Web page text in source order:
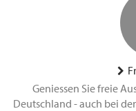
Geniessen Sie freie
Deutschland - auch bei